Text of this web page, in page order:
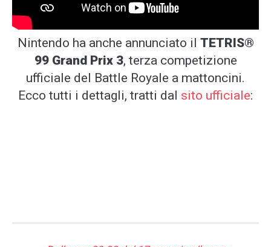
Nintendo ha anche annunciato il TETRIS®
99 Grand Prix 3, terza competizione
ufficiale del Battle Royale a mattoncini.
Ecco tutti i dettagli, tratti dal sito ufficiale: